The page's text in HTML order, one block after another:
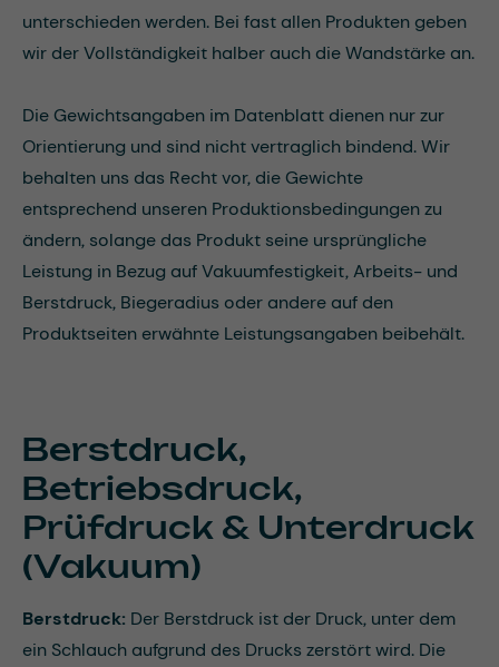
unterschieden werden. Bei fast allen Produkten geben
wir der Vollständigkeit halber auch die Wandstärke an.
Die Gewichtsangaben im Datenblatt dienen nur zur
Orientierung und sind nicht vertraglich bindend. Wir
behalten uns das Recht vor, die Gewichte
entsprechend unseren Produktionsbedingungen zu
ändern, solange das Produkt seine ursprüngliche
Leistung in Bezug auf Vakuumfestigkeit, Arbeits- und
Berstdruck, Biegeradius oder andere auf den
Produktseiten erwähnte Leistungsangaben beibehält.
Berstdruck,
Betriebsdruck,
Prüfdruck & Unterdruck
(Vakuum)
Berstdruck: Der Berstdruck ist der Druck, unter dem
ein Schlauch aufgrund des Drucks zerstört wird. Die